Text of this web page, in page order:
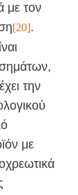
με τον
[20].
την
με